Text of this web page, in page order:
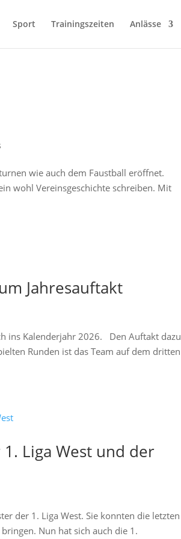
Sport Trainingszeiten Anlässe
wie auch dem Faustball eröffnet.
wohl Vereinsgeschichte schreiben. Mit
Jahresauftakt
ins Kalenderjahr 2026. Den Auftakt dazu
Runden ist das Team auf dem dritten
Liga West und der
der 1. Liga West. Sie konnten die letzten
Nun hat sich auch die 1.